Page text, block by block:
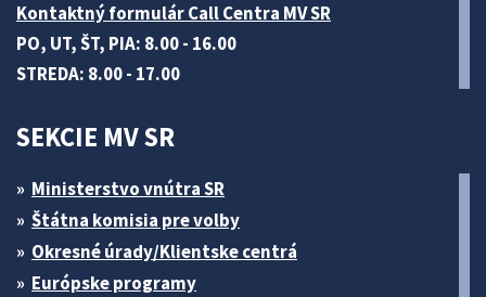
Kontaktný formulár Call Centra MV SR
PO, UT, ŠT, PIA: 8.00 - 16.00
STREDA: 8.00 - 17.00
SEKCIE MV SR
Ministerstvo vnútra SR
Štátna komisia pre volby
Okresné úrady/Klientske centrá
Európske programy